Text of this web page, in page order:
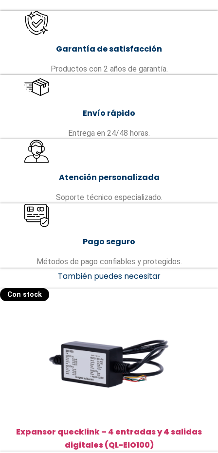
Garantía de satisfacción
Productos con 2 años de garantía.
Envío rápido
Entrega en 24/48 horas.
Atención personalizada
Soporte técnico especializado.
Pago seguro
Métodos de pago confiables y protegidos.
También puedes necesitar
Con stock
Expansor quecklink – 4 entradas y 4 salidas
digitales (QL-EIO100)